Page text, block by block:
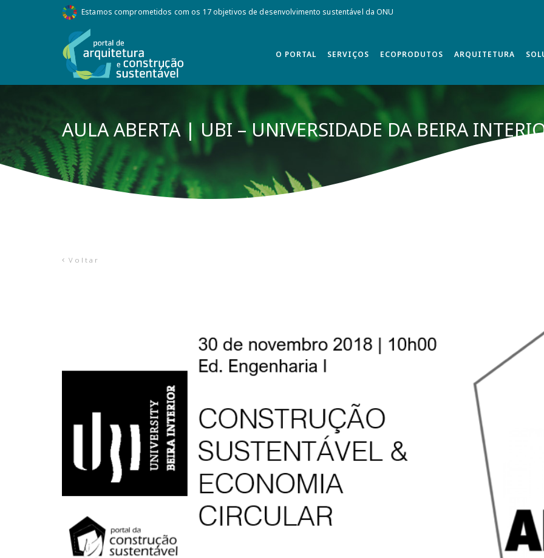
Estamos comprometidos com os 17 objetivos de desenvolvimento sustentável da ONU
O PORTAL SERVIÇOS ECOPRODUTOS ARQUITETURA
AULA ABERTA | UBI – UNIVERSIDADE DA BEIRA
Voltar